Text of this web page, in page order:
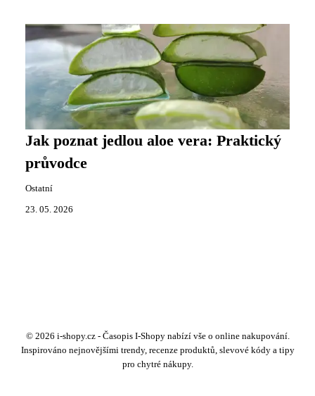
Jak poznat jedlou aloe vera: Praktický
průvodce
Ostatní
23. 05. 2026
© 2026 i-shopy.cz - Časopis I-Shopy nabízí vše o online nakupování.
Inspirováno nejnovějšími trendy, recenze produktů, slevové kódy a tipy
pro chytré nákupy.